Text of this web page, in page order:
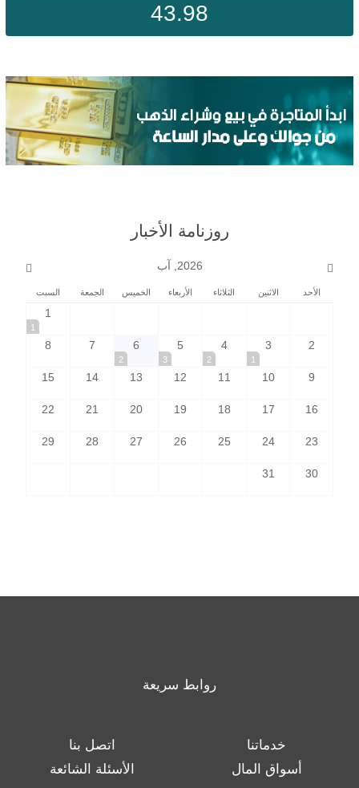
43.98
روزنامة الأخبار
2026, آب
الأحد الاثنين الثلاثاء الأربعاء الخميس الجمعة السبت
1
1
2
3
1
4
2
5
3
6
2
7
8
9
10
11
12
13
14
15
16
17
18
19
20
21
22
23
24
25
26
27
28
29
30
31
روابط سريعة
خدماتنا
اتصل بنا
أسواق المال
الأسئلة الشائعة